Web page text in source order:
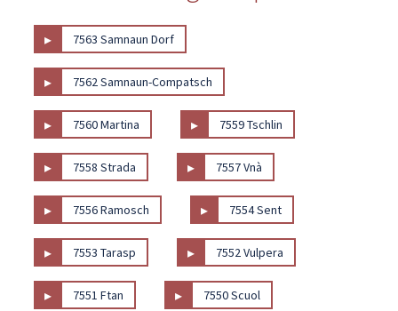
▸ 7563 Samnaun Dorf
▸ 7562 Samnaun-Compatsch
▸ 7560 Martina ▸ 7559 Tschlin
▸ 7558 Strada ▸ 7557 Vnà
▸ 7556 Ramosch ▸ 7554 Sent
▸ 7553 Tarasp ▸ 7552 Vulpera
▸ 7551 Ftan ▸ 7550 Scuol